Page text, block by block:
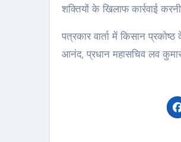
शक्तियों के खिलाफ कार्रवाई करनी
पत्रकार वार्ता में किसान
आनंद, प्रधान महासचिव लव